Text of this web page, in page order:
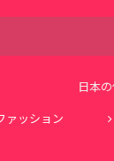
日本
ァッション